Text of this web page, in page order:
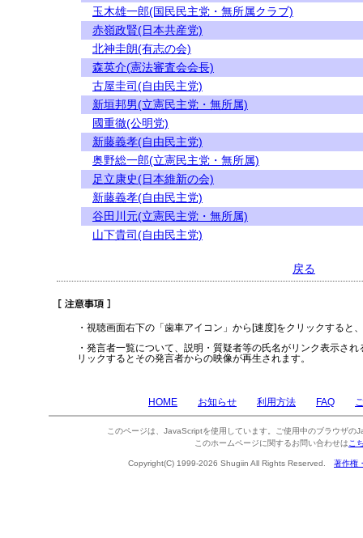
玉木雄一郎(国民民主党・無所属クラブ)
赤嶺政賢(日本共産党)
北神圭朗(有志の会)
森英介(憲法審査会会長)
古屋圭司(自由民主党)
新垣邦男(立憲民主党・無所属)
國重徹(公明党)
新藤義孝(自由民主党)
奥野総一郎(立憲民主党・無所属)
足立康史(日本維新の会)
新藤義孝(自由民主党)
谷田川元(立憲民主党・無所属)
山下貴司(自由民主党)
戻る
・視聴画面右下の「歯車アイコン」から[速度]をクリックすると
・発言者一覧について、説明・質疑者等の氏名がリンク表示さ
リックするとその発言者からの映像が再生されます。
HOME お知らせ 利用方法 FAQ
このページは、JavaScriptを使用しています。ご使用中のブラウザの
このホームページに関するお問い合わせは こ
Copyright(C) 1999-2026 Shugiin All Rights Reserved. 著作権